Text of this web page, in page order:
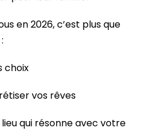
en 2026, c’est plus que
choix
vos rêves
qui résonne avec votre